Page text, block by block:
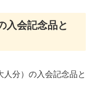
入会記念品と
人分）の入会記念品と